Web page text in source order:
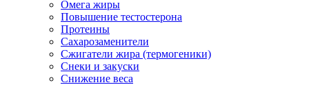
Омега жиры
Повышение тестостерона
Протеины
Сахарозаменители
Сжигатели жира (термогеники)
Снеки и закуски
Снижение веса